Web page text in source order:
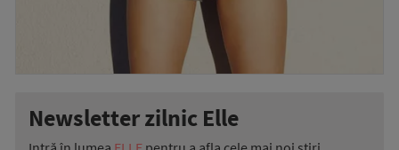
Newsletter zilnic Elle